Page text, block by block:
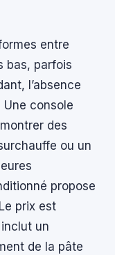
entre
bas, parfois
l’absence
console
des
ou un
propose
prix est
un
de la pâte